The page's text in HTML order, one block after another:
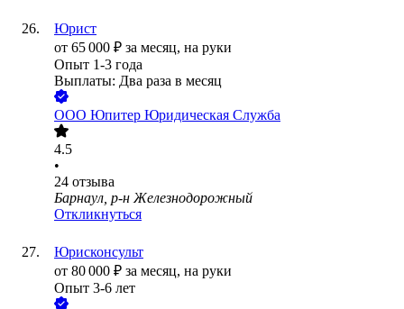
Юрист
от 65 000 ₽ за месяц, на руки
Опыт 1-3 года
Выплаты: Два раза в месяц
ООО Юпитер Юридическая Служба
4.5
•
24 отзыва
Барнаул, р-н Железнодорожный
Откликнуться
Юрисконсульт
от 80 000 ₽ за месяц, на руки
Опыт 3-6 лет